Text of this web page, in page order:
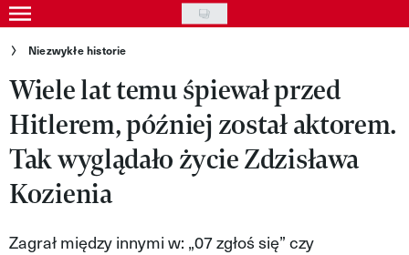
Skip
to
content
Gwiazdy
Ludzie
Moda
Uroda
Styl życia
Kultura
Niezwykłe historie
Wiele lat temu śpiewał przed
Hitlerem, później został aktorem.
Tak wyglądało życie Zdzisława
Kozienia
Zagrał między innymi w: „07 zgłoś się” czy